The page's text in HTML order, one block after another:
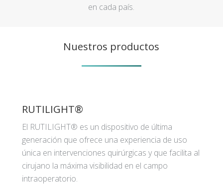
en cada país.
Nuestros productos
RUTILIGHT®
El RUTILIGHT® es un dispositivo de última
generación que ofrece una experiencia de uso
única en intervenciones quirúrgicas y que facilita al
cirujano la máxima visibilidad en el campo
intraoperatorio.